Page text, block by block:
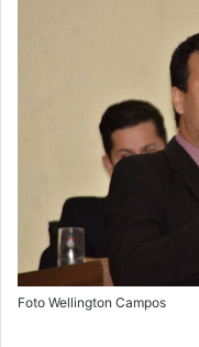
Foto Wellington Campos